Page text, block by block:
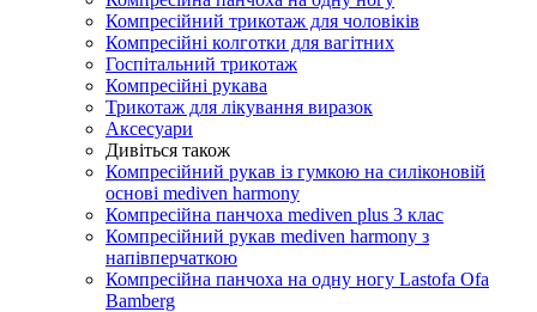
Компресійний трикотаж для чоловіків
Компресійні колготки для вагітних
Госпітальний трикотаж
Компресійні рукава
Трикотаж для лікування виразок
Аксесуари
Дивіться також
Компресійний рукав із гумкою на силіконовій
основі mediven harmony
Компресійна панчоха mediven plus 3 клас
Компресійний рукав mediven harmony з
напівперчаткою
Компресійна панчоха на одну ногу Lastofa Ofa
Bamberg